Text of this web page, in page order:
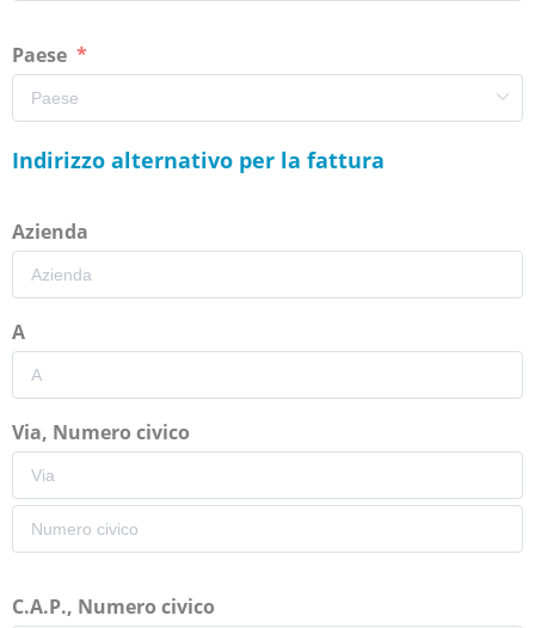
Paese
Indirizzo alternativo per la fattura
Azienda
A
Via, Numero civico
C.A.P., Numero civico